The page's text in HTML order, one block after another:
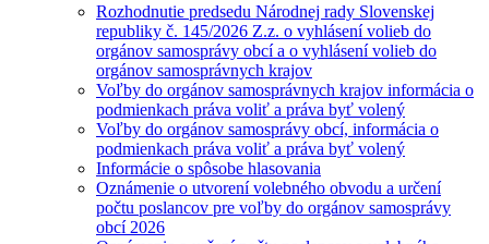
Rozhodnutie predsedu Národnej rady Slovenskej
republiky č. 145/2026 Z.z. o vyhlásení volieb do
orgánov samosprávy obcí a o vyhlásení volieb do
orgánov samosprávnych krajov
Voľby do orgánov samosprávnych krajov informácia o
podmienkach práva voliť a práva byť volený
Voľby do orgánov samosprávy obcí, informácia o
podmienkach práva voliť a práva byť volený
Informácie o spôsobe hlasovania
Oznámenie o utvorení volebného obvodu a určení
počtu poslancov pre voľby do orgánov samosprávy
obcí 2026